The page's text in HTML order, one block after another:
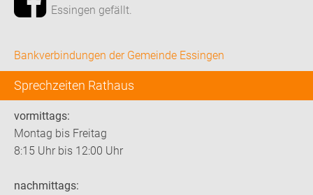
Essingen gefällt.
Bankverbindungen der Gemeinde Essingen
Sprechzeiten Rathaus
vormittags:
Montag bis Freitag
8:15 Uhr bis 12:00 Uhr
nachmittags: